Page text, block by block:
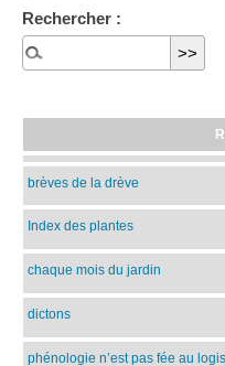
Rechercher :
brèves de la drève
Index des plantes
chaque mois du jardin
dictons
phénologie n’est pas fée au logis